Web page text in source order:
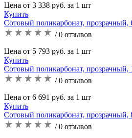
Цена от 3 338 руб. за 1 шт
Купить
Сотовый поликарбонат, прозрачный,
/ 0 отзывов
Цена от 5 793 руб. за 1 шт
Купить
Сотовый поликарбонат, прозрачный,
/ 0 отзывов
Цена от 6 691 руб. за 1 шт
Купить
Сотовый поликарбонат, прозрачный,
/ 0 отзывов